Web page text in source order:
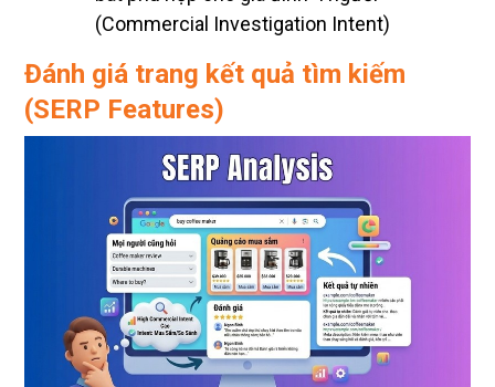
(Commercial Investigation Intent)
Đánh giá trang kết quả tìm kiếm
(SERP Features)